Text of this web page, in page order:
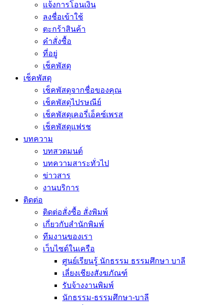
แจ้งการโอนเงิน
ลงชื่อเข้าใช้
ตะกร้าสินค้า
คำสั่งซื้อ
ที่อยู่
เช็คพัสดุ
เช็คพัสดุ
เช็คพัสดุจากชื่อของคุณ
เช็คพัสดุไปรษณีย์
เช็คพัสดุเคอรี่เอ็คซ์เพรส
เช็คพัสดุแฟรช
บทความ
บทสวดมนต์
บทความสาระทั่วไป
ข่าวสาร
งานบริการ
ติดต่อ
ติดต่อสั่งซื้อ สั่งพิมพ์
เกี่ยวกับสำนักพิมพ์
ทีมงานของเรา
เว็บไซต์ในเครือ
ศูนย์เรียนรู้ นักธรรม ธรรมศึกษา บาลี
เลี่ยงเชียงสังฆภัณฑ์
รับจ้างงานพิมพ์
นักธรรม-ธรรมศึกษา-บาลี